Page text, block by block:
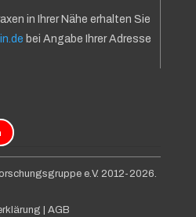
in Ihrer Nähe erhalten Sie
bei Angabe Ihrer Adresse
e.V. 2012-2026.
AGB